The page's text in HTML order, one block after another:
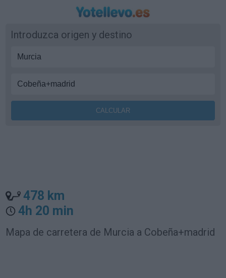
Introduzca origen y destino
478 km
4h 20 min
Mapa de carretera de Murcia a Cobeña+madrid